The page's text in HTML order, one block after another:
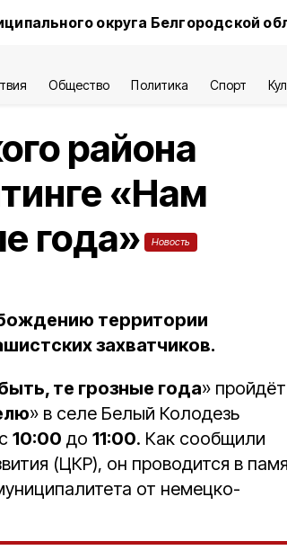
округа Белгородской
Общество Политика Спорт
района
«Нам
года»
Новость
территории
захватчиков.
те грозные года» пройдёт
» в селе Белый Колодезь
с 10:00 до 11:00. Как сообщили
(ЦКР), он проводится в
от немецко-